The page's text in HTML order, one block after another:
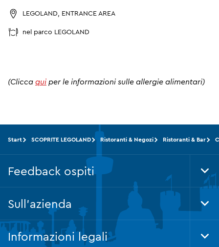
LEGOLAND, ENTRANCE AREA
nel parco LEGOLAND
(Clicca qui per le informazioni sulle allergie alimentari)
Start SCOPRITE LEGOLAND Ristoranti & Negozi Ristoranti & Bar
Feedback ospiti
Sull'azienda
Informazioni legali